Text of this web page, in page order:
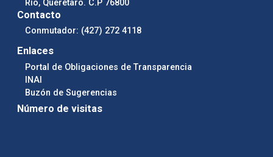
Río, Querétaro. C.P 76800
Contacto
Conmutador: (427) 272 4118
Enlaces
Portal de Obligaciones de Transparencia
INAI
Buzón de Sugerencias
Número de visitas